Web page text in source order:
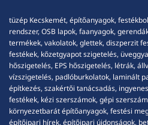
tüzép Kecskemét, építőanyagok,
rendszer, OSB lapok, faanyagok,
termékek, vakolatok, glettek, diszperzit
festékek, kőzetgyapot szigetelés,
hőszigetelés, EPS hőszigetelés, létrák,
vízszigetelés, padlóburkolatok, laminált
építkezés, szakértői tanácsadás,
festékek, kézi szerszámok, gépi
környezetbarát építőanyagok, festési
építőipari hírek, építőipari újdonságok,